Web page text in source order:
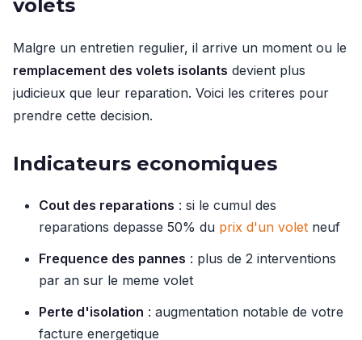
volets
Malgre un entretien regulier, il arrive un moment ou le
remplacement des volets isolants devient plus
judicieux que leur reparation. Voici les criteres pour
prendre cette decision.
Indicateurs economiques
Cout des reparations : si le cumul des
reparations depasse 50% du prix d'un volet neuf
Frequence des pannes : plus de 2 interventions
par an sur le meme volet
Perte d'isolation : augmentation notable de votre
facture energetique